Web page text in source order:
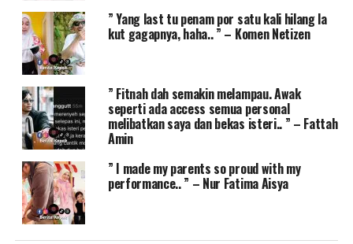
” Yang last tu penam por satu kali hilang la
kut gagapnya, haha.. ” – Komen Netizen
” Fitnah dah semakin melampau. Awak
seperti ada access semua personal
melibatkan saya dan bekas isteri.. ” – Fattah
Amin
” I made my parents so proud with my
performance.. ” – Nur Fatima Aisya